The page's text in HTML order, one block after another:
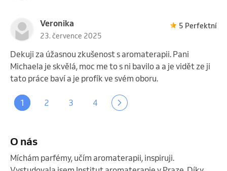
Veronika
23. července 2025
5 Perfektní
Dekuji za úžasnou zkušenost s aromaterapii. Pani
Michaela je skvělá, moc me to s ni bavilo a a je vidět ze ji
tato práce baví a je profík ve svém oboru.
1 2 3 4
O nás
Míchám parfémy, učím aromaterapii, inspiruji.